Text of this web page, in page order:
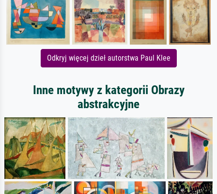
Odkryj więcej dzieł autorstwa Paul Klee
Inne motywy z kategorii Obrazy
abstrakcyjne